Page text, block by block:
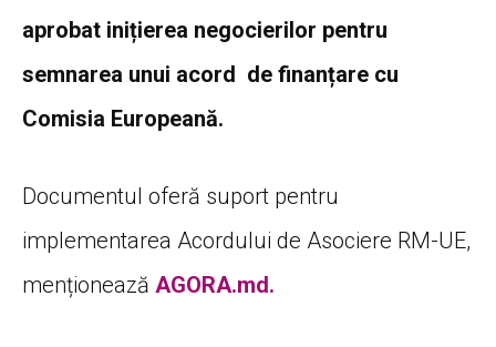
aprobat inițierea negocierilor pentru
semnarea unui acord de finanțare cu
Comisia Europeană.
Documentul oferă suport pentru
implementarea Acordului de Asociere RM-UE,
menționează AGORA.md.